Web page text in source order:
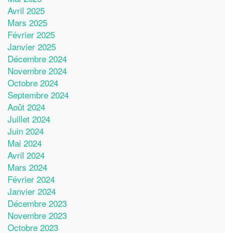
Avril 2025
Mars 2025
Février 2025
Janvier 2025
Décembre 2024
Novembre 2024
Octobre 2024
Septembre 2024
Août 2024
Juillet 2024
Juin 2024
Mai 2024
Avril 2024
Mars 2024
Février 2024
Janvier 2024
Décembre 2023
Novembre 2023
Octobre 2023